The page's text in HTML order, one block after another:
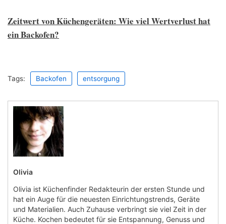
Zeitwert von Küchengeräten: Wie viel Wertverlust hat
ein Backofen?
Tags: Backofen entsorgung
Olivia
Olivia ist Küchenfinder Redakteurin der ersten Stunde und
hat ein Auge für die neuesten Einrichtungstrends, Geräte
und Materialien. Auch Zuhause verbringt sie viel Zeit in der
Küche. Kochen bedeutet für sie Entspannung, Genuss und